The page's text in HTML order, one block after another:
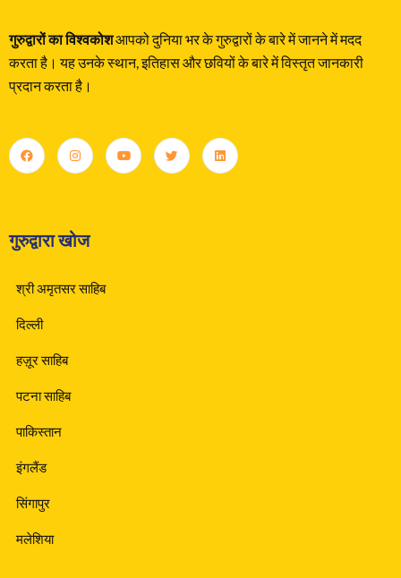
गुरुद्वारों का विश्वकोशआपको दुनिया भर के गुरुद्वारों के बारे में जानने में मदद
करता है। यह उनके स्थान, इतिहास और छवियों के बारे में विस्तृत जानकारी
प्रदान करता है।
गुरुद्वारा खोज
श्री अमृतसर साहिब
दिल्ली
हज़ूर साहिब
पटना साहिब
पाकिस्तान
इंगलैंड
सिंगापुर
मलेशिया